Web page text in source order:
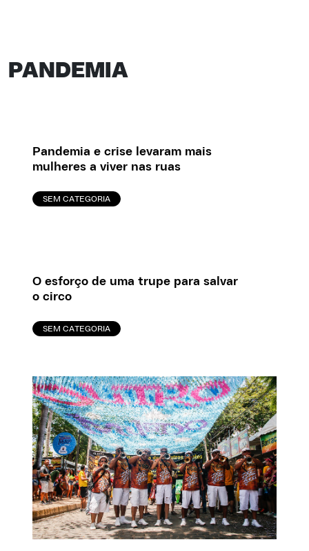
PANDEMIA
Pandemia e crise levaram mais
mulheres a viver nas ruas
SEM CATEGORIA
O esforço de uma trupe para salvar
o circo
SEM CATEGORIA